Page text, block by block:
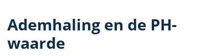
Ademhaling en de PH-
waarde